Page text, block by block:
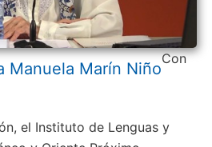
Manuela Marín Niño
Con
el Instituto de Lenguas y